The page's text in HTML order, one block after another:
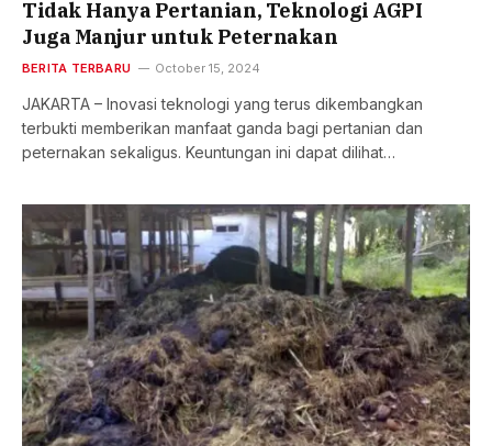
Tidak Hanya Pertanian, Teknologi AGPI
Juga Manjur untuk Peternakan
BERITA TERBARU October 15, 2024
JAKARTA – Inovasi teknologi yang terus dikembangkan
terbukti memberikan manfaat ganda bagi pertanian dan
peternakan sekaligus. Keuntungan ini dapat dilihat…